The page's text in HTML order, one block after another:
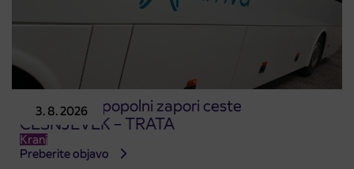
3. 8. 2026
Obvestilo o popolni zapori ceste
ČEŠNJEVEK – TRATA
Kranj
Preberite objavo